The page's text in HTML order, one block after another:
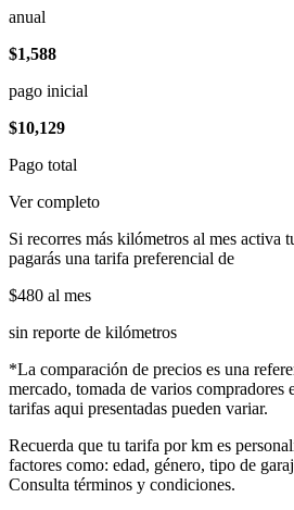
anual
$1,588
pago inicial
$10,129
Pago total
Ver completo
Si recorres más kilómetros al mes activa
pagarás una tarifa preferencial de
$480 al mes
sin reporte de kilómetros
*La comparación de precios es una
mercado, tomada de varios compradores
tarifas aqui presentadas pueden variar.
Recuerda que tu tarifa por km es
factores como: edad, género, tipo de
Consulta términos y condiciones.